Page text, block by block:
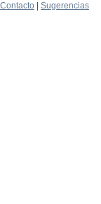
Contacto
Sugerencias